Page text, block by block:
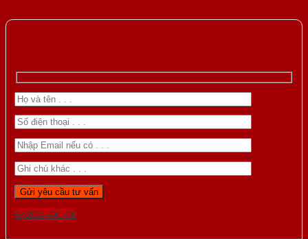
Gọi 0824.400.400